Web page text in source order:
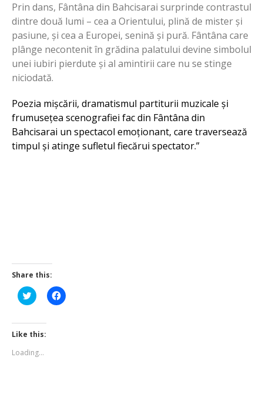
Prin dans, Fântâna din Bahcisarai surprinde contrastul
dintre două lumi – cea a Orientului, plină de mister și
pasiune, și cea a Europei, senină și pură. Fântâna care
plânge necontenit în grădina palatului devine simbolul
unei iubiri pierdute și al amintirii care nu se stinge
niciodată.
Poezia mișcării, dramatismul partiturii muzicale și
frumusețea scenografiei fac din Fântâna din
Bahcisarai un spectacol emoționant, care traversează
timpul și atinge sufletul fiecărui spectator.”
Share this:
Click
to
Twitter
(Opens
in
window)
Click
to
Like this:
Loading...